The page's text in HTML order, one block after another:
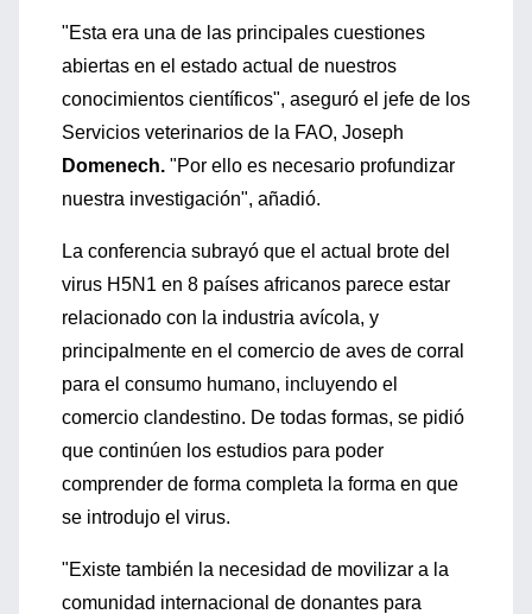
"Esta era una de las principales cuestiones
abiertas en el estado actual de nuestros
conocimientos científicos", aseguró el jefe de los
Servicios veterinarios de la FAO, Joseph
Domenech. "Por ello es necesario profundizar
nuestra investigación", añadió.
La conferencia subrayó que el actual brote del
virus H5N1 en 8 países africanos parece estar
relacionado con la industria avícola, y
principalmente en el comercio de aves de corral
para el consumo humano, incluyendo el
comercio clandestino. De todas formas, se pidió
que continúen los estudios para poder
comprender de forma completa la forma en que
se introdujo el virus.
"Existe también la necesidad de movilizar a la
comunidad internacional de donantes para